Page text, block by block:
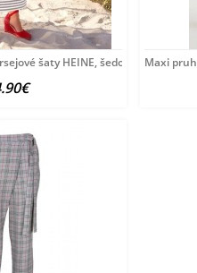
šaty HEINE, šedo-bieleMaxi